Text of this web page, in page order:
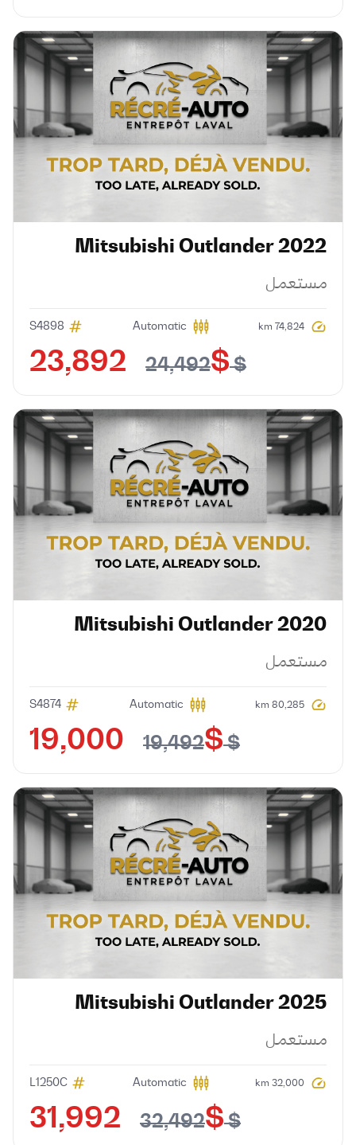
2022
Mitsubishi Outlander
مستعمل
74,824 km
Automatic
S4898
$ 24,492
$ 23,892
2020
Mitsubishi Outlander
مستعمل
80,285 km
Automatic
S4874
$ 19,492
$ 19,000
2025
Mitsubishi Outlander
مستعمل
32,000 km
Automatic
L1250C
$ 32,492
$ 31,992